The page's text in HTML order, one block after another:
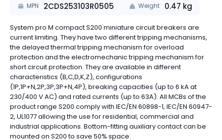
MPN 2CDS253103R0505 Weight 0.47 kg
System pro M compact S200 miniature circuit breakers are
current limiting. They have two different tripping mechanisms,
the delayed thermal tripping mechanism for overload
protection and the electromechanic tripping mechanism for
short circuit protection. They are available in different
characteristics (B,C,D,K,Z), configurations
(1P,1P+N,2P,3P,3P+N,4P), breaking capacities (up to 6 kA at
230/400 V AC) and rated currents (up to 63A). All MCBs of the
product range S200 comply with IEC/EN 60898-1, IEC/EN 60947-
2, UL1077 allowing the use for residential, commercial and
industrial applications. Bottom-fitting auxiliary contact can be
mounted on S200 to save 50% space.